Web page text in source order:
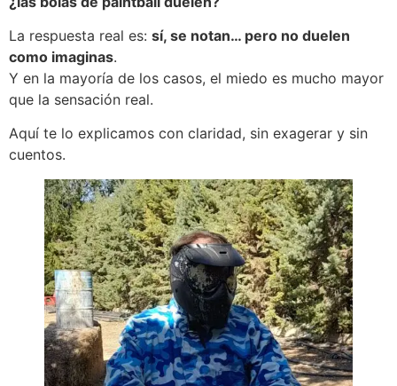
La respuesta real es: sí, se notan… pero no duelen
como imaginas.
Y en la mayoría de los casos, el miedo es mucho mayor
que la sensación real.
Aquí te lo explicamos con claridad, sin exagerar y sin
cuentos.